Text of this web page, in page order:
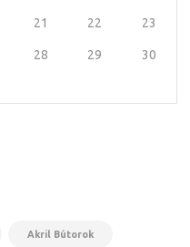
21 22 23
28 29 30
Akril Bútorok